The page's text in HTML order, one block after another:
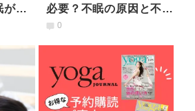
が大
る
必要？不眠の原因と不眠
を解消するための生活法
0